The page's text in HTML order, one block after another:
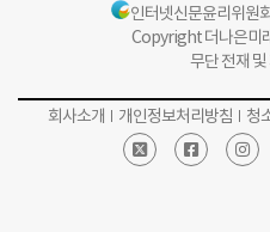
인터넷신문윤리위원
Copyright 더나은미
무단 전재
회사소개 개인정보처리방침 청